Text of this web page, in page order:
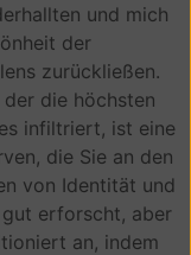
und mich
der
zurückließen.
die höchsten
infiltriert, ist eine
die Sie an den
von Identität und
erforscht, aber
an, indem